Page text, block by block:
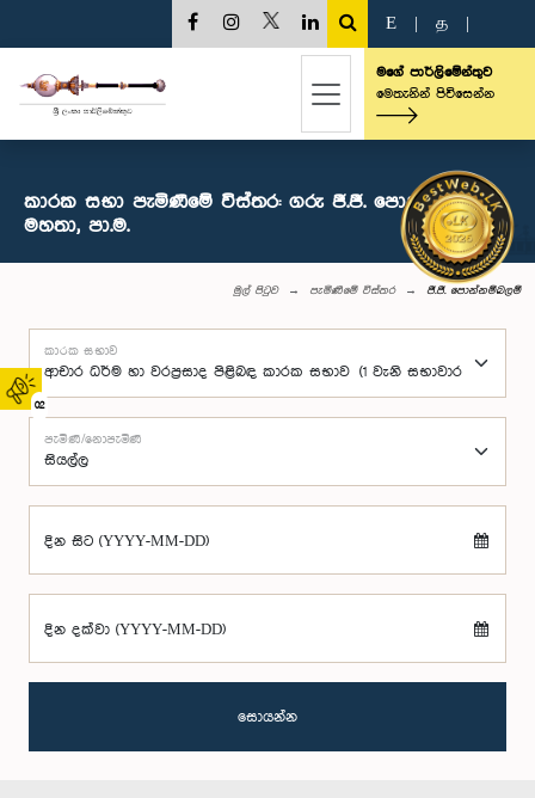
02
E த
මගේ පාර්ලිමේන්තුව
මෙතැනින් පිවිසෙන්න
කාරක සභා පැමිණීමේ විස්තර: ගරු ජී.ජී. පොන්නම්බලම්
මහතා, පා.ම.
මුල් පිටුව පැමිණීමේ විස්තර ජී.ජී. පොන්නම්බලම්
කාරක සභාව
පැමිණි/නොපැමිණි
දින සිට (YYYY-MM-DD)
දින දක්වා (YYYY-MM-DD)
සොයන්න